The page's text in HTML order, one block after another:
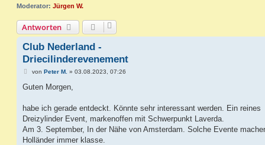
Moderator: Jürgen W.
Antworten
Club Nederland -
Driecilinderevenement
B
i
a
von Peter M. » 03.08.2023, 07:26
Guten Morgen,
habe ich gerade entdeckt. Könnte sehr interessant werden. Ein reines
Dreizylinder Event, markenoffen mit Schwerpunkt Laverda.
Am 3. September, In der Nähe von Amsterdam. Solche Evente
Holländer immer klasse.